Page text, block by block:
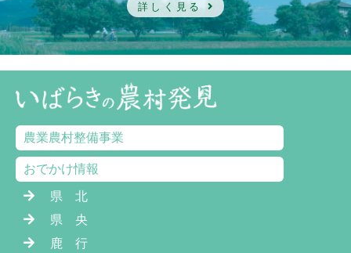
詳しく見る
農業農村整備事業
おでかけ情報
県 北
県 央
鹿 行